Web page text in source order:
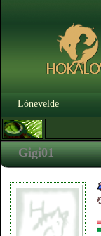
Lónevelde
Gigi01